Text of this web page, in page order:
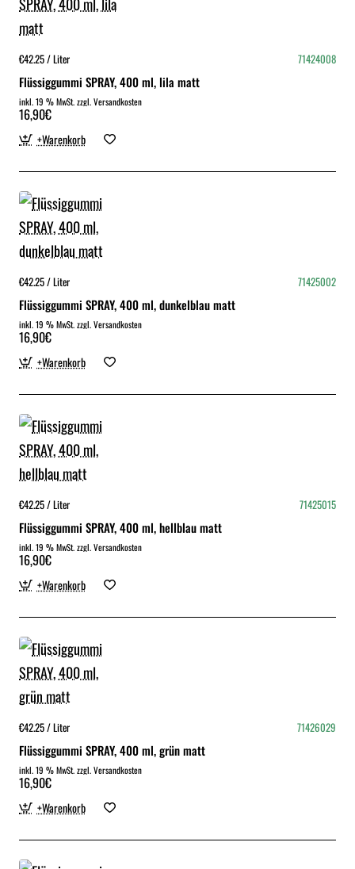
€42.25 / Liter 71424008
Flüssiggummi SPRAY, 400 ml, lila matt
inkl. 19 % MwSt. zzgl. Versandkosten
16,90€
+Warenkorb
€42.25 / Liter 71425002
Flüssiggummi SPRAY, 400 ml, dunkelblau matt
inkl. 19 % MwSt. zzgl. Versandkosten
16,90€
+Warenkorb
€42.25 / Liter 71425015
Flüssiggummi SPRAY, 400 ml, hellblau matt
inkl. 19 % MwSt. zzgl. Versandkosten
16,90€
+Warenkorb
€42.25 / Liter 71426029
Flüssiggummi SPRAY, 400 ml, grün matt
inkl. 19 % MwSt. zzgl. Versandkosten
16,90€
+Warenkorb